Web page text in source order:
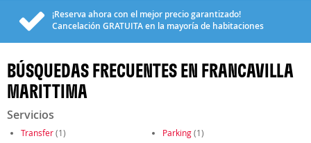
¡Reserva ahora con el mejor precio garantizado!
Cancelación GRATUITAen la mayoría de habitaciones
BÚSQUEDAS FRECUENTES EN FRANCAVILLA
MARITTIMA
Servicios
Transfer(1) Parking(1)